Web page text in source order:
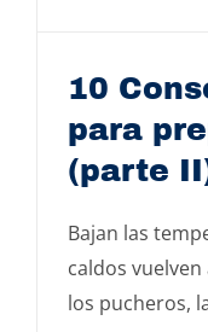
10
para
(parte
Bajan las
caldos vuelven
los pucheros,